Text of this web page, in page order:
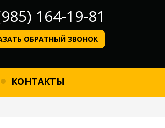
164-19-81
ОБРАТНЫЙ ЗВОНОК
КОНТАКТЫ